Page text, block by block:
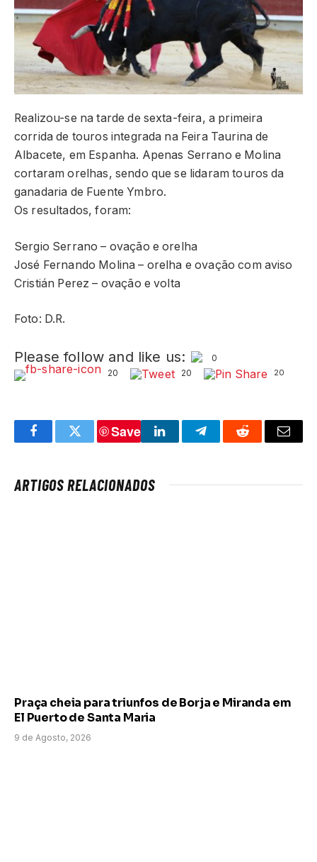
Realizou-se na tarde de sexta-feira, a primeira
corrida de touros integrada na Feira Taurina de
Albacete, em Espanha. Apenas Serrano e Molina
cortaram orelhas, sendo que se lidaram touros da
ganadaria de Fuente Ymbro.
Os resultados, foram:
Sergio Serrano – ovação e orelha
José Fernando Molina – orelha e ovação com aviso
Cristián Perez – ovação e volta
Foto: D.R.
Please follow and like us:
0
20
20 20
FacebookTwitter
Save
LinkedInTelegramReddit Email
ARTIGOS RELACIONADOS
Praça cheia para triunfos de Borja e Miranda em
El Puerto de Santa Maria
9 de Agosto, 2026